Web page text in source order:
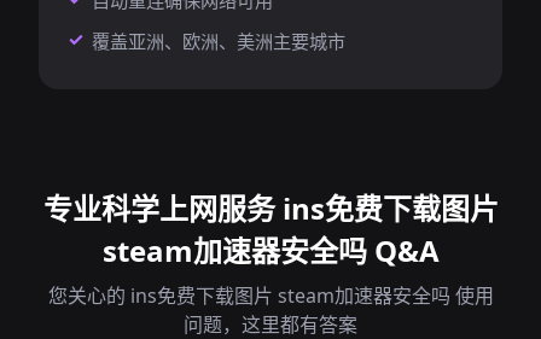
覆盖亚洲、欧洲、美洲主要城市
专业科学上网服务 ins免费下载图片
steam加速器安全吗 Q&A
您关心的 ins免费下载图片 steam加速器安全吗 使用
问题，这里都有答案